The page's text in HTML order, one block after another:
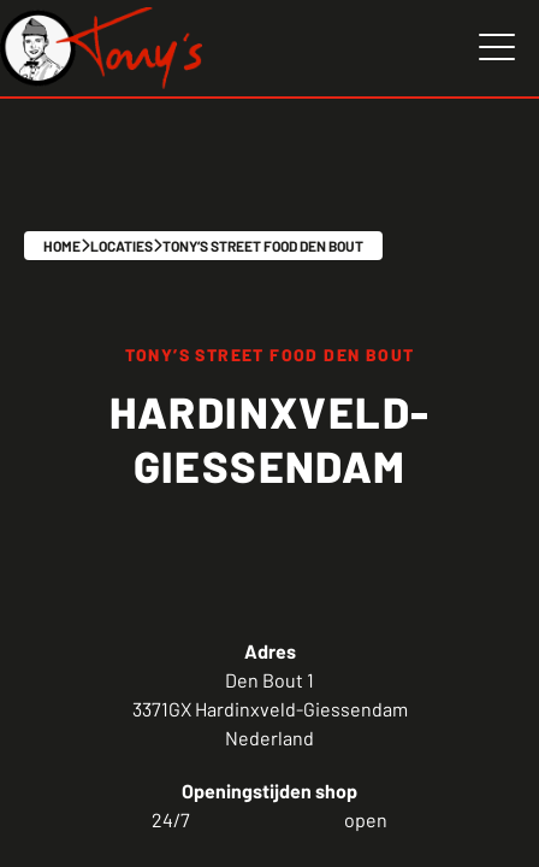
HOME LOCATIES TONY’S STREET FOOD DEN BOUT
TONY’S STREET FOOD DEN BOUT
HARDINXVELD-
GIESSENDAM
Adres
Den Bout 1
3371GX Hardinxveld-Giessendam
Nederland
Openingstijden shop
24/7
open